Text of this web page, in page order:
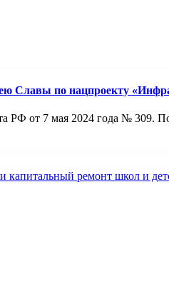
Славы по нацпроекту
РФ от 7 мая 2024 года № 309.